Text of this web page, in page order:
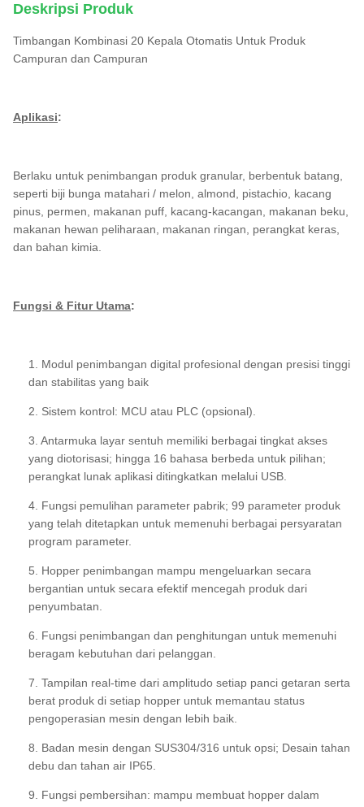
Deskripsi Produk
Timbangan Kombinasi 20 Kepala Otomatis Untuk Produk
Campuran dan Campuran
Aplikasi:
Berlaku untuk penimbangan produk granular, berbentuk batang,
seperti biji bunga matahari / melon, almond, pistachio, kacang
pinus, permen, makanan puff, kacang-kacangan, makanan beku,
makanan hewan peliharaan, makanan ringan, perangkat keras,
dan bahan kimia.
Fungsi & Fitur Utama:
1. Modul penimbangan digital profesional dengan presisi tinggi
dan stabilitas yang baik
2. Sistem kontrol: MCU atau PLC (opsional).
3. Antarmuka layar sentuh memiliki berbagai tingkat akses
yang diotorisasi; hingga 16 bahasa berbeda untuk pilihan;
perangkat lunak aplikasi ditingkatkan melalui USB.
4. Fungsi pemulihan parameter pabrik; 99 parameter produk
yang telah ditetapkan untuk memenuhi berbagai persyaratan
program parameter.
5. Hopper penimbangan mampu mengeluarkan secara
bergantian untuk secara efektif mencegah produk dari
penyumbatan.
6. Fungsi penimbangan dan penghitungan untuk memenuhi
beragam kebutuhan dari pelanggan.
7. Tampilan real-time dari amplitudo setiap panci getaran serta
berat produk di setiap hopper untuk memantau status
pengoperasian mesin dengan lebih baik.
8. Badan mesin dengan SUS304/316 untuk opsi; Desain tahan
debu dan tahan air IP65.
9. Fungsi pembersihan: mampu membuat hopper dalam